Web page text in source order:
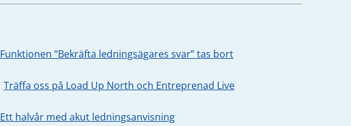
Funktionen “Bekräfta ledningsägares svar” tas bort
Träffa oss på Load Up North och Entreprenad Live
Ett halvår med akut ledningsanvisning